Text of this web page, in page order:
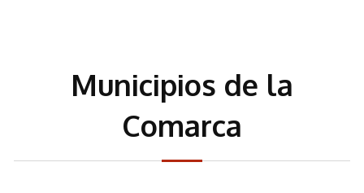
Municipios de la
Comarca